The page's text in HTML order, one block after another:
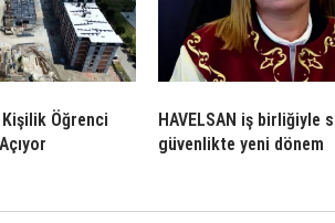
Kişilik Öğrenci
HAVELSAN iş birliğiyle
güvenlikte yeni dönem